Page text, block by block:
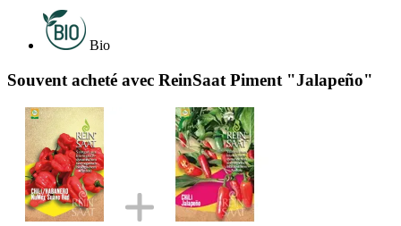
Bio
Souvent acheté avec ReinSaat Piment "Jalapeño"